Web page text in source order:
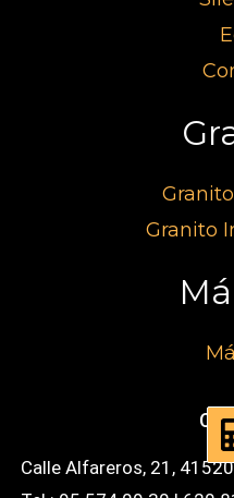
Granito
Calle Alfareros, 21,